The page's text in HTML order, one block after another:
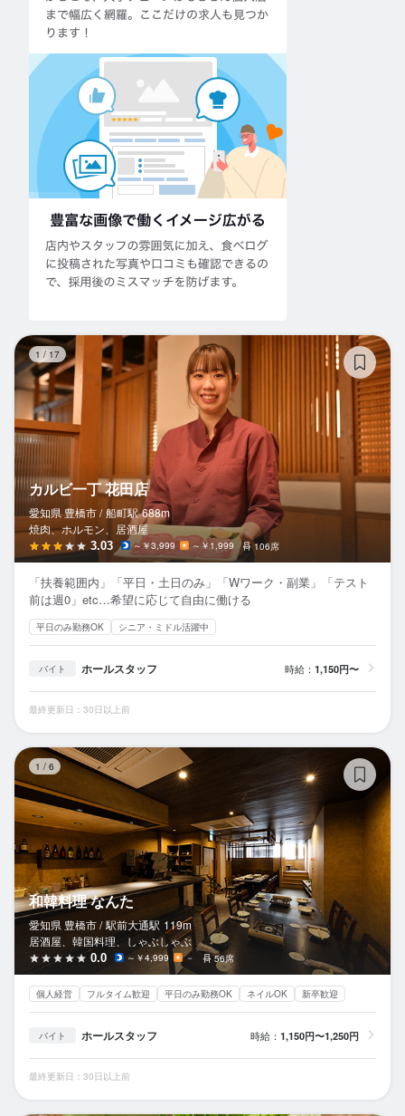
1 / 17
カルビ一丁 花田店
愛知県 豊橋市 / 船町駅 688m
焼肉、ホルモン、居酒屋
3.03 ～￥3,999 ～￥1,999 106席
「扶養範囲内」「平日・土日のみ」「Wワーク・副業」「テスト
前は週0」etc…希望に応じて自由に働ける
平日のみ勤務OK シニア・ミドル活躍中
バイト ホールスタッフ 時給： 1,150円〜
最終更新日：30日以上前
1 / 6
和韓料理 なんた
愛知県 豊橋市 / 駅前大通駅 119m
居酒屋、韓国料理、しゃぶしゃぶ
0.0 ～￥4,999 － 56席
個人経営 フルタイム歓迎 平日のみ勤務OK ネイルOK 新卒歓迎
バイト ホールスタッフ 時給： 1,150円〜1,250円
最終更新日：30日以上前